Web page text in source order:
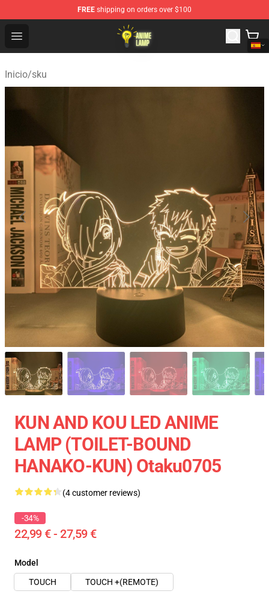
FREE shipping on orders over $100
Open menu
Anime Lamp Shop - The Best Store of Anime Lamp
Inicio/sku
KUN AND KOU LED ANIME
LAMP (TOILET-BOUND
HANAKO-KUN) Otaku0705
(4 customer reviews)
-34%
22,99 € - 27,59 €
Model
TOUCH
TOUCH +(REMOTE)